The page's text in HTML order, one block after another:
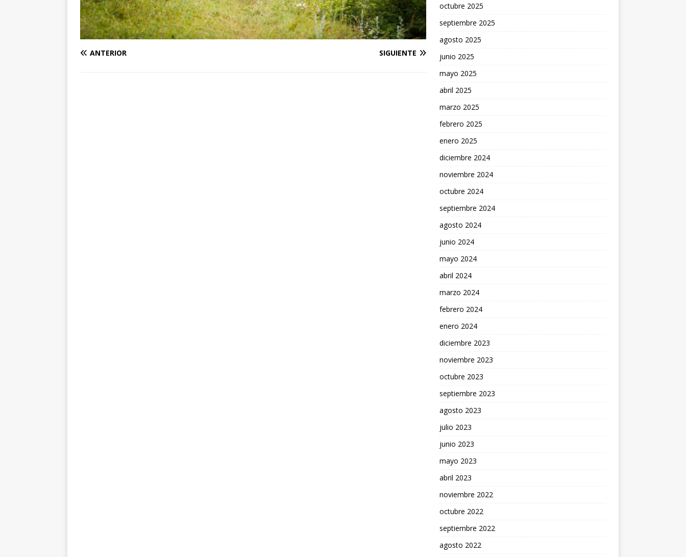
ANTERIOR SIGUIENTE
octubre 2025
septiembre 2025
agosto 2025
junio 2025
mayo 2025
abril 2025
marzo 2025
febrero 2025
enero 2025
diciembre 2024
noviembre 2024
octubre 2024
septiembre 2024
agosto 2024
junio 2024
mayo 2024
abril 2024
marzo 2024
febrero 2024
enero 2024
diciembre 2023
noviembre 2023
octubre 2023
septiembre 2023
agosto 2023
julio 2023
junio 2023
mayo 2023
abril 2023
noviembre 2022
octubre 2022
septiembre 2022
agosto 2022